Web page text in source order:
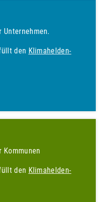
Unternehmen.
den Klimahelden-
Kommunen
den Klimahelden-